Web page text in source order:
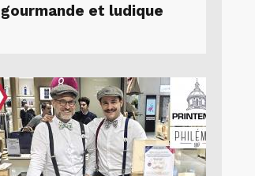
gourmande et ludique